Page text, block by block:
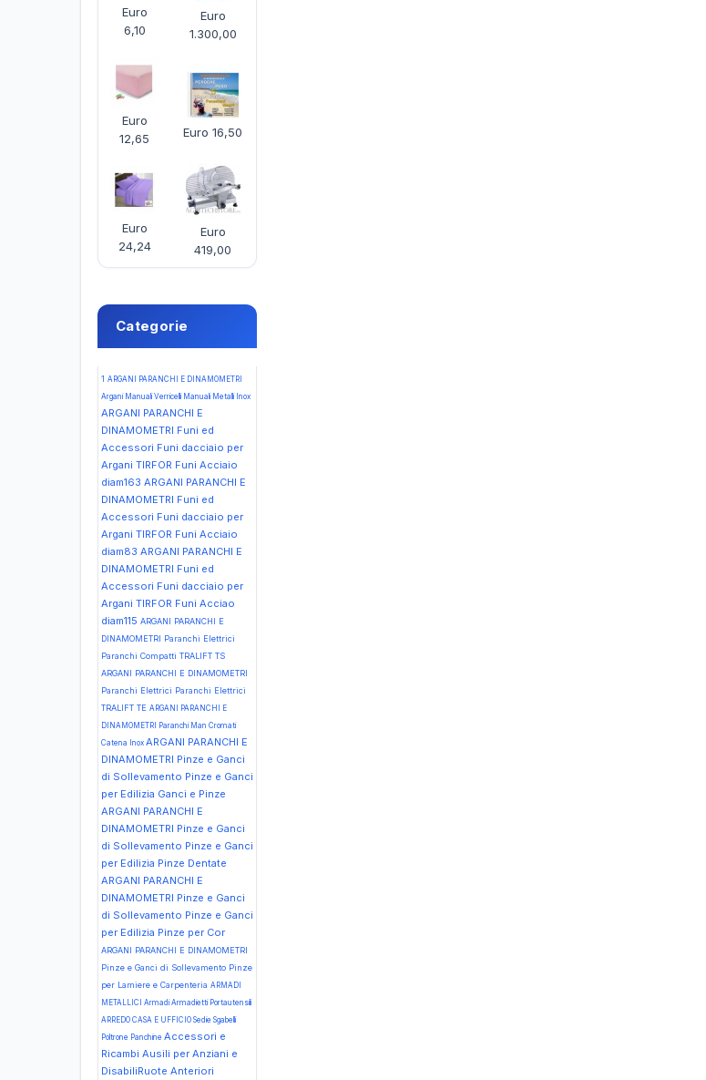
Euro
6,10
Euro
1.300,00
Euro
12,65
Euro 16,50
Euro
24,24
Euro
419,00
Categorie
1 ARGANI PARANCHI E DINAMOMETRI
Argani Manuali Verricelli Manuali Metalli Inox
ARGANI PARANCHI E
DINAMOMETRI Funi ed
Accessori Funi dacciaio per
Argani TIRFOR Funi Acciaio
diam163 ARGANI PARANCHI E
DINAMOMETRI Funi ed
Accessori Funi dacciaio per
Argani TIRFOR Funi Acciaio
diam83 ARGANI PARANCHI E
DINAMOMETRI Funi ed
Accessori Funi dacciaio per
Argani TIRFOR Funi Acciao
diam115 ARGANI PARANCHI E
DINAMOMETRI Paranchi Elettrici
Paranchi Compatti TRALIFT TS
ARGANI PARANCHI E DINAMOMETRI
Paranchi Elettrici Paranchi Elettrici
TRALIFT TE ARGANI PARANCHI E
DINAMOMETRI Paranchi Man Cromati
Catena Inox ARGANI PARANCHI E
DINAMOMETRI Pinze e Ganci
di Sollevamento Pinze e Ganci
per Edilizia Ganci e Pinze
ARGANI PARANCHI E
DINAMOMETRI Pinze e Ganci
di Sollevamento Pinze e Ganci
per Edilizia Pinze Dentate
ARGANI PARANCHI E
DINAMOMETRI Pinze e Ganci
di Sollevamento Pinze e Ganci
per Edilizia Pinze per Cor
ARGANI PARANCHI E DINAMOMETRI
Pinze e Ganci di Sollevamento Pinze
per Lamiere e Carpenteria ARMADI
METALLICI Armadi Armadietti Portautensili
ARREDO CASA E UFFICIO Sedie Sgabelli
Poltrone Panchine Accessori e
Ricambi Ausili per Anziani e
DisabiliRuote Anteriori